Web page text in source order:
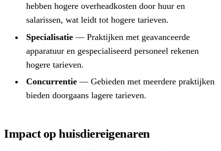
hebben hogere overheadkosten door huur en
salarissen, wat leidt tot hogere tarieven.
Specialisatie— Praktijken met geavanceerde
apparatuur en gespecialiseerd personeel rekenen
hogere tarieven.
Concurrentie— Gebieden met meerdere praktijken
bieden doorgaans lagere tarieven.
Impact op huisdiereigenaren